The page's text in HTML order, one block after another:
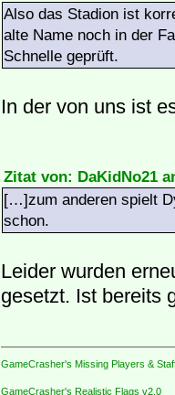
Also das Stadion ist
alte Name noch in der
Schnelle geprüft.
In der von uns ist
Zitat von: DaKidNo21
[…]zum anderen spielt
schon.
Leider wurden
gesetzt. Ist bereits
GameCrasher's Missing Players &
GameCrasher's Realistic Flags v2.0